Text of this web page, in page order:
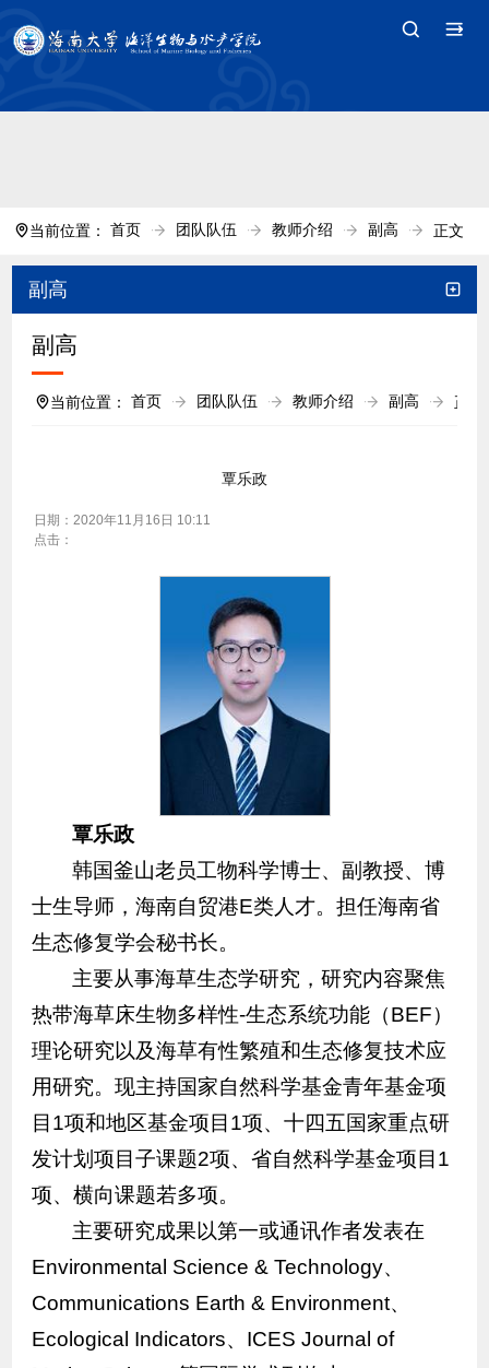
中国·tyc7111cc太阳(集团)官方网站-Branding
当前位置：首页 团队队伍 教师介绍 副高 正文
副高
副高
当前位置：首页 团队队伍 教师介绍 副高 正文
覃乐政
日期：2020年11月16日 10:11
点击：
覃乐政
韩国釜山老员工物科学博士、副教授、博
士生导师， 海南自贸港E类人才。担任海南省
生态修复学会秘书长。
主要从事海草生态学研究，研究内容聚焦
热带海草床生物多样性-生态系统功能（BEF）
理论研究以及海草有性繁殖和生态修复技术应
用研究。现主持国家自然科学基金青年基金项
目1项和地区基金项目1项、十四五国家重点研
发计划项目子课题2项、省自然科学基金项目1
项、横向课题若多项。
主要研究成果以第一或通讯作者发表在
Environmental Science & Technology、
Communications Earth & Environment、
Ecological Indicators、ICES Journal of